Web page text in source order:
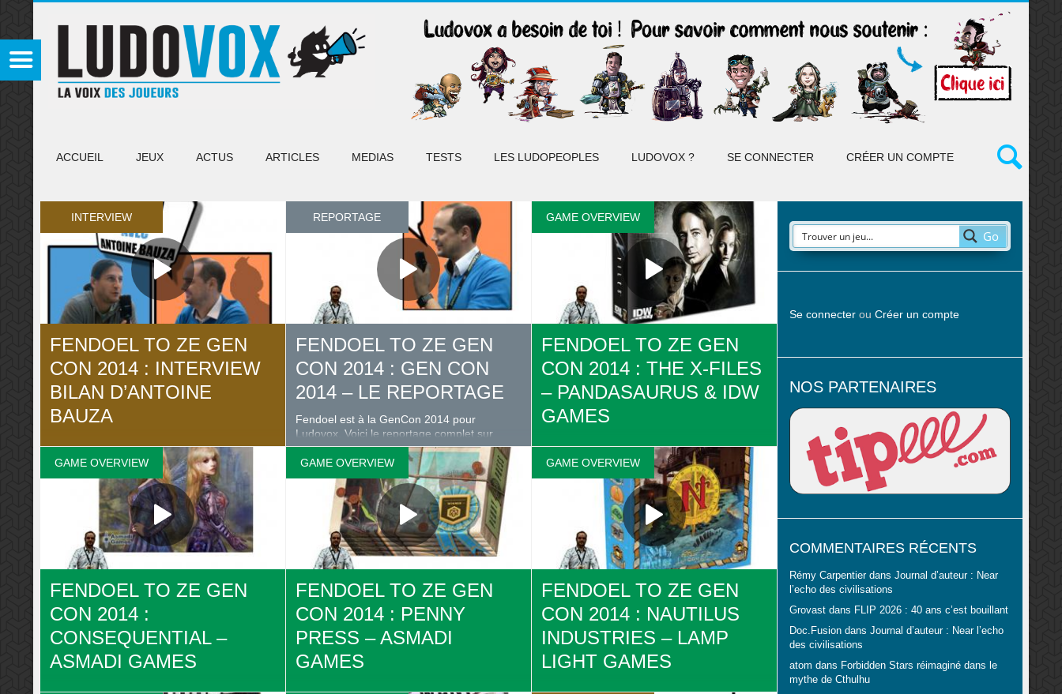
ACCUEIL JEUX ACTUS ARTICLES MEDIAS TESTS LES LUDOPEOPLES LUDOVOX ? SE CONNECTER CRÉER UN COMPTE
INTERVIEW
FENDOEL TO ZE GEN
CON 2014 : INTERVIEW
BILAN D’ANTOINE
BAUZA
Ludovox. Après le reportage final => ici, on
pensait que c’était fini jusqu’à ce qu’on
retrouve une interview d’Antoine Bauza sur
une carte SD. Voici donc l’épisode bonus,
bilan à l’aéroport de la GenCon 2014
d’Antoine Bauza, auteur de Samurai Spirit
présenté à la Gen Con cette année. ..
REPORTAGE
FENDOEL TO ZE GEN
CON 2014 : GEN CON
2014 – LE REPORTAGE
Fendoel est à la GenCon 2014 pour
Ludovox. Voici le reportage complet sur
l’évènement !
GAME OVERVIEW
FENDOEL TO ZE GEN
CON 2014 : THE X-FILES
– PANDASAURUS & IDW
GAMES
Ludovox. Voici la présentation de The X-Files
de Pandasaurus & IDW Games. Retrouvez
les infos complètes, news et articles sur la
fiche de jeu sur Ludovox :
http://ludovox.fr/lejeu/the-x-files-7086/
GAME OVERVIEW
FENDOEL TO ZE GEN
CON 2014 :
CONSEQUENTIAL –
ASMADI GAMES
GAME OVERVIEW
FENDOEL TO ZE GEN
CON 2014 : PENNY
PRESS – ASMADI
GAMES
GAME OVERVIEW
FENDOEL TO ZE GEN
CON 2014 : NAUTILUS
INDUSTRIES – LAMP
LIGHT GAMES
Go
Se connecterou Créer un compte
NOS PARTENAIRES
COMMENTAIRES RÉCENTS
Rémy Carpentierdans Journal d’auteur : Near
l’echo des civilisations
Grovastdans FLIP 2026 : 40 ans c’est bouillant
Doc.Fusiondans Journal d’auteur : Near l’echo
des civilisations
atom dans Forbidden Stars réimaginé dans le
mythe de Cthulhu